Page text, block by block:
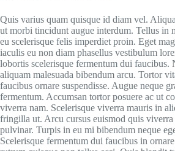
Quis varius quam quisque id diam vel.
ut morbi tincidunt augue interdum. Tellus in
eu scelerisque felis imperdiet proin. Eget
iaculis eu non diam phasellus vestibulum
lobortis scelerisque fermentum dui faucibus.
aliquam malesuada bibendum arcu. Tortor
faucibus ornare suspendisse. Augue neque
fermentum. Accumsan tortor posuere ac ut
viverra nam. Scelerisque viverra mauris in
fringilla ut. Arcu cursus euismod quis viverra
pulvinar. Turpis in eu mi bibendum neque
Scelerisque fermentum dui faucibus in